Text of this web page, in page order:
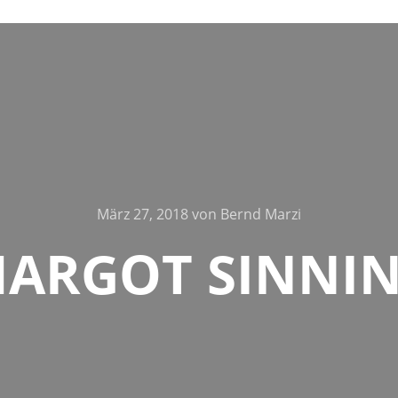
März 27, 2018von Bernd Marzi